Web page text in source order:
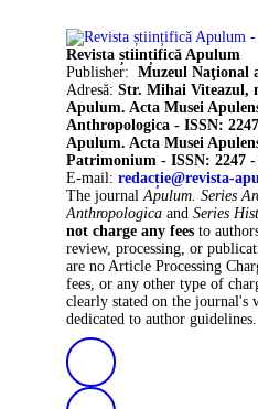
Revista științifică Apulum
Publisher: Muzeul Naţional
Adresă: Str. Mihai Viteazul,
Apulum. Acta Musei
Anthropologica - ISSN:
Apulum. Acta Musei
Patrimonium - ISSN: 2247 -
E-mail: redacție@revista-
The journal Apulum. Series
Anthropologica and Series
not charge any fees to
review, processing, or
are no Article Processing
fees, or any other type of
clearly stated on the journal's
dedicated to author guidelines.